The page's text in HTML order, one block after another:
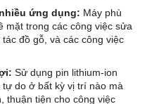
ứng dụng: Máy phù
mặt trong các công việc sửa
đồ gỗ, và các công việc
Sử dụng pin lithium-ion
do ở bất kỳ vị trí nào mà
thuận tiện cho công việc